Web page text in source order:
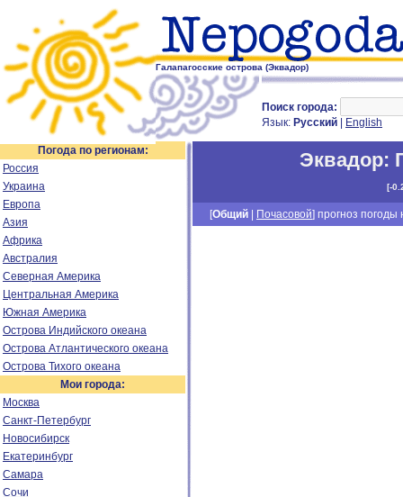
Галапагосские острова (Эквадор)
Поиск города:
Язык: Русский English
Погода по регионам:
Россия
Украина
Европа
Азия
Африка
Австралия
Северная Америка
Центральная Америка
Южная Америка
Острова Индийского океана
Острова Атлантического океана
Острова Тихого океана
Мои города:
Москва
Санкт-Петербург
Новосибирск
Екатеринбург
Самара
Сочи
Эквадор:
[-
[Общий Почасовой] прогноз погоды